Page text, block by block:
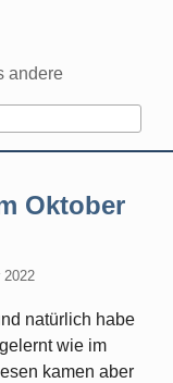
andere
Oktober
2022
natürlich habe
wie im
kamen aber